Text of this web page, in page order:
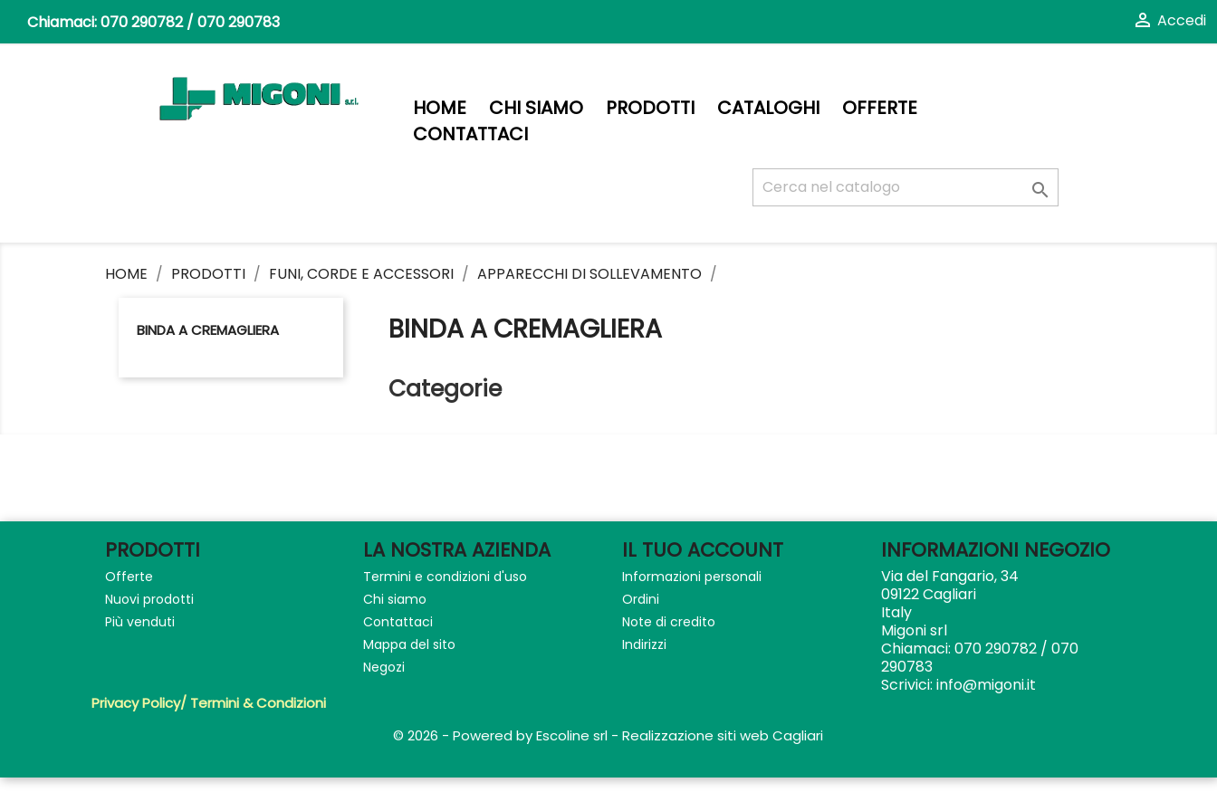
Chiamaci:070 290782 / 070 290783  Accedi
HOME CHI SIAMO PRODOTTI CATALOGHI
OFFERTE
CONTATTACI

HOME PRODOTTI FUNI, CORDE E ACCESSORI APPARECCHI DI SOLLEVAMENTO
BINDA A CREMAGLIERA BINDA A CREMAGLIERA
Categorie
PRODOTTI
Offerte
Nuovi prodotti
Più venduti
LA NOSTRA AZIENDA
Termini e condizioni d'uso
Chi siamo
Contattaci
Mappa del sito
Negozi
IL TUO ACCOUNT
Informazioni personali
Ordini
Note di credito
Indirizzi
INFORMAZIONI NEGOZIO
Via del Fangario, 34
09122 Cagliari
Italy
Migoni srl
Chiamaci: 070 290782 / 070
290783
Scrivici: info@migoni.it
Privacy Policy/ Termini & Condizioni
© 2026 - Powered by Escoline srl - Realizzazione siti web Cagliari